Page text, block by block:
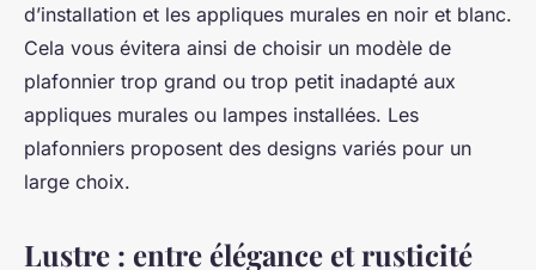
d’installation et les appliques murales en noir et blanc.
Cela vous évitera ainsi de choisir un modèle de
plafonnier trop grand ou trop petit inadapté aux
appliques murales ou lampes installées. Les
plafonniers proposent des designs variés pour un
large choix.
Lustre : entre élégance et rusticité